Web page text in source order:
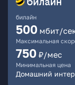
билайн
500 мбит/
Максимальная
750 ₽/мес
Минимальная цена
Домашний